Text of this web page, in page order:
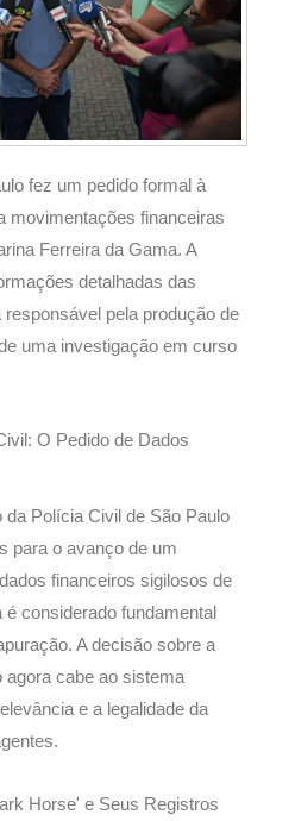
fez um pedido formal à
movimentações financeiras
Ferreira da Gama. A
detalhadas das
pela produção de
uma investigação em curso
O Pedido de Dados
da Polícia Civil de São Paulo
para o avanço de um
financeiros sigilosos de
considerado fundamental
A decisão sobre a
agora cabe ao sistema
e a legalidade da
Horse' e Seus Registros